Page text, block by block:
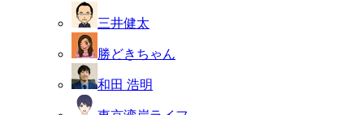
三井健太
勝どきちゃん
和田 浩明